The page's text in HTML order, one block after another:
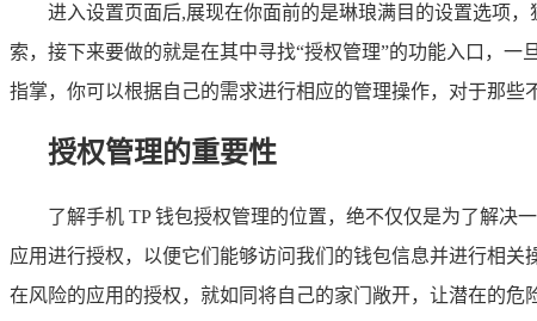
进入设置页面后,展现在你面前的是琳琅满目的设置选项
索，接下来要做的就是在其中寻找“授权管理”的功能入口，
指掌，你可以根据自己的需求进行相应的管理操作，对于那
授权管理的重要性
了解手机 TP 钱包授权管理的位置，绝不仅仅是为了解决
应用进行授权，以便它们能够访问我们的钱包信息并进行相
在风险的应用的授权，就如同将自己的家门敞开，让潜在的危